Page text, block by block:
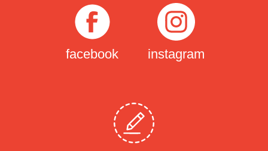
facebook instagram